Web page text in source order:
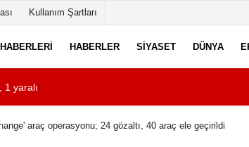
Kullanım Şartları
HABERLER SIYASET DÜNYA
1 yaralı Minibüsün
araç operasyonu; 24 gözaltı, 40 araç ele geçirildi